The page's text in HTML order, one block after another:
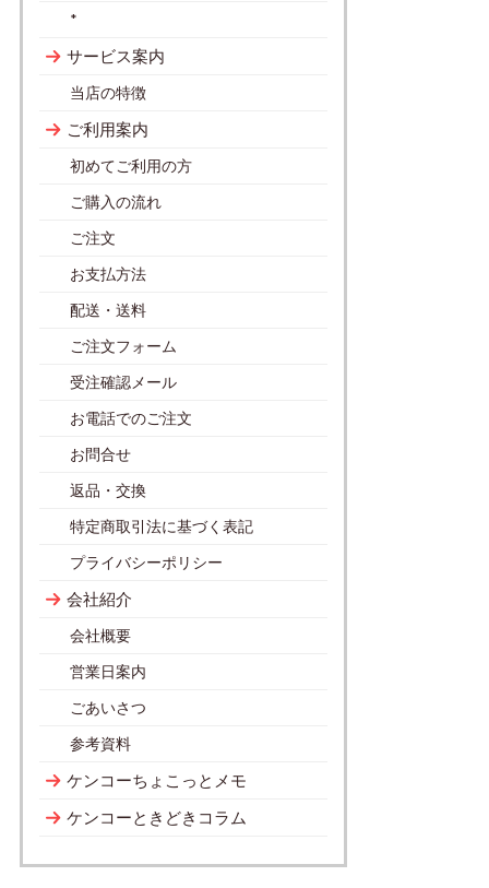
*
サービス案内
当店の特徴
ご利用案内
初めてご利用の方
ご購入の流れ
ご注文
お支払方法
配送・送料
ご注文フォーム
受注確認メール
お電話でのご注文
お問合せ
返品・交換
特定商取引法に基づく表記
プライバシーポリシー
会社紹介
会社概要
営業日案内
ごあいさつ
参考資料
ケンコーちょこっとメモ
ケンコーときどきコラム